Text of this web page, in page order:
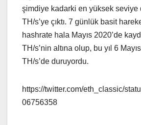
şimdiye kadarki en yüksek seviye
TH/s’ye çıktı. 7 günlük basit
hashrate hala Mayıs 2020’de
TH/s’nin altına olup, bu yıl 6
TH/s’de duruyordu.
https://twitter.com/eth_classic/
06756358